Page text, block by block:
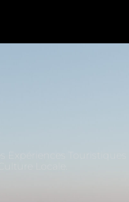
Expériences Touristiques